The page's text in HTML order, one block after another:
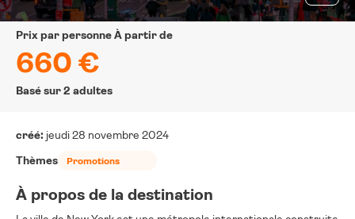
prix par personne À partir de
660 €
Basé sur 2 adultes
créé: jeudi 28 novembre 2024
Thèmes
Promotions
À propos de la destination